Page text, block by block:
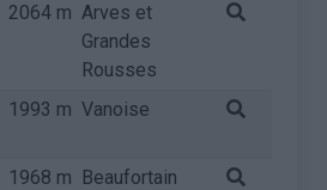
2064 m Arves et
Grandes
Rousses
1993 m Vanoise
1968 m Beaufortain